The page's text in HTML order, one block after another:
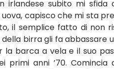
irlandese subito mi
capisco che mi sta
il semplice fatto di non
birra gli fa abbassare
barca a vela e il suo
primi anni ’70.